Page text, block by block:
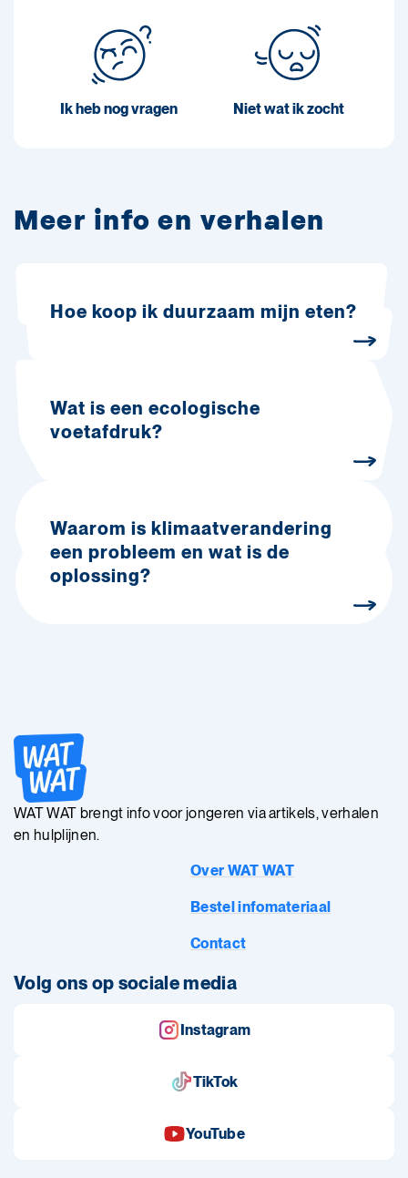
Ik heb nog vragen Niet wat ik zocht
Meer info en verhalen
Hoe koop ik duurzaam mijn eten?
Wat is een ecologische
voetafdruk?
Waarom is klimaatverandering
een probleem en wat is de
oplossing?
WAT WAT brengt info voor jongeren via artikels, verhalen
en hulplijnen.
Over WAT WAT
Bestel infomateriaal
Contact
Volg ons op sociale media
Instagram
TikTok
YouTube